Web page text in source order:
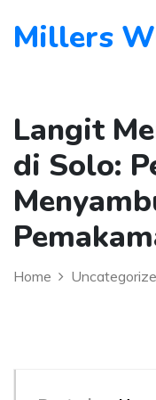
Millers
Langit
di Solo:
Home